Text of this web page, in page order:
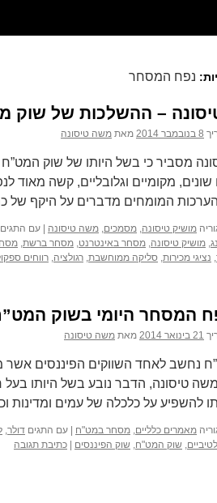
נפח המסחר
– ההשלכות של שוק
8 בנובמבר 2014 מאת משה טיסונה
מסביר כי בשל היותו של שוק
שונים, מקומיים וגלובליים, קשה מאוד
המומחים מדברים על היקף של
מושיק טיסונה, מסמכים, משה טיסונה עם התגים
, מושיק טיסונה, מסחר באינטרנט, מסחר ברשת,
, נציגי מכירות, סליקה ממוחשבת, רגולציה, רווחים
המסחר היומי בשוק
21 בינואר 2014 מאת משה טיסונה
נחשב לאחד השווקים הפיננסים אשר
טיסונה, הדבר נובע בשל היותו בעל
להשפיע על כלכלה של עמים ומדינות
מאמרים כלליים, מסחר במט"ח עם התגים דולר,
, שוק המט"ח, שוק הפיננסים כתיבת תגובה